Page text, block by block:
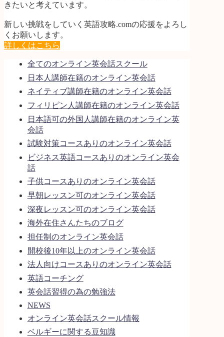
きたいと考えています。
新しい挑戦をしていく英語攻略.comの応援をよろし
くお願いします。
詳しくはこちら
全てのオンライン英会話スクール
日本人講師在籍のオンライン英会話
ネイティブ講師在籍のオンライン英会話
フィリピン人講師在籍のオンライン英会話
日本語可の外国人講師在籍のオンライン英
会話
試験対策コースありのオンライン英会話
ビジネス英語コースありのオンライン英会
話
子供コースありのオンライン英会話
早朝レッスン可のオンライン英会話
深夜レッスン可のオンライン英会話
海外在住さんたちのブログ
担任制のオンライン英会話
開校後10年以上のオンライン英会話
法人向けコースありのオンライン英会話
英語コーチング
英会話習得の為の勉強法
NEWS
オンライン英会話スクール情報
ベルギーに関する豆知識